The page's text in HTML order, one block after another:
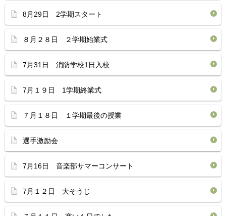
8月29日 2学期スタート
８月２８日 ２学期始業式
7月31日 消防学校1日入校
7月１９日 1学期終業式
７月１８日 １学期最後の授業
選手激励会
7月16日 音楽部サマーコンサート
7月１２日 大そうじ